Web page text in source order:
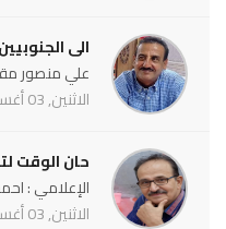
الى
علي منصور
الاثنين, 03 أغسطس 2026 - 08:02 م
حان الوقت
الإعلامي :
الاثنين, 03 أغسطس 2026 - 04:10 م